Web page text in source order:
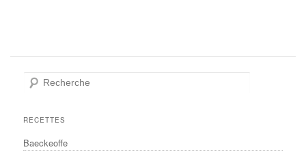
Recherche
RECETTES
Baeckeoffe